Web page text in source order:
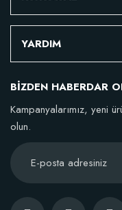
Verim Artırıcı Süper
YARDIM
BİZDEN HABERDAR
Kampanyalarımız, yeni
olun.